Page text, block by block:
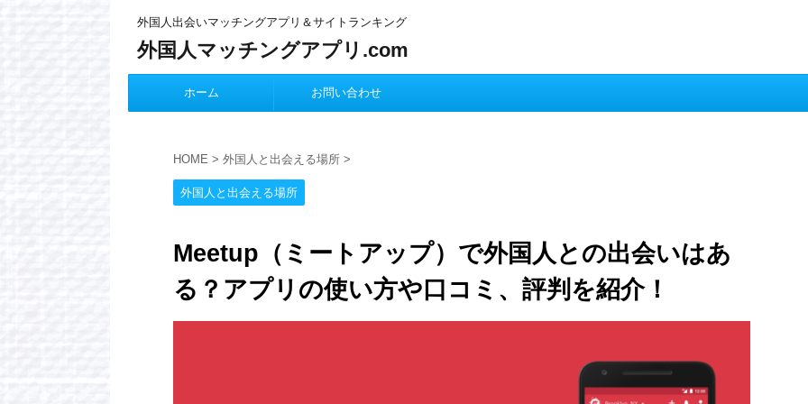
外国人出会いマッチングアプリ＆サイトランキング
外国人マッチングアプリ.com
ホーム お問い合わせ
HOME > 外国人と出会える場所 >
外国人と出会える場所
Meetup（ミートアップ）で外国人との出会いはあ
る？アプリの使い方や口コミ、評判を紹介！